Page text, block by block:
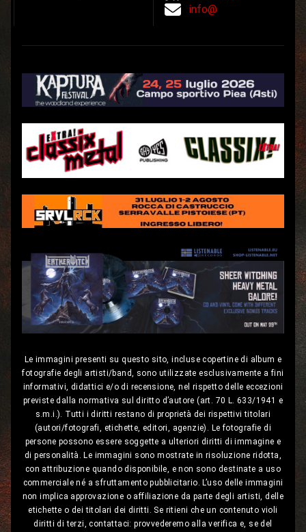
info@
Le immagini presenti su questo sito, incluse copertine di album e
fotografie degli artisti/band, sono utilizzate esclusivamente a fini
informativi, didattici e/o di recensione, nel rispetto delle eccezioni
previste dalla normativa sul diritto d’autore (art. 70 L. 633/1941 e
s.m.i.). Tutti i diritti restano di proprietà dei rispettivi titolari
(autori/fotografi, etichette, editori, agenzie). Le fotografie di
persone possono essere soggette a ulteriori diritti di immagine e
di personalità. Le immagini sono mostrate in risoluzione ridotta,
con attribuzione quando disponibile, e non sono destinate a uso
commerciale né a sfruttamento pubblicitario. L’uso delle immagini
non implica approvazione o affiliazione da parte degli artisti, delle
etichette o dei titolari dei diritti. Se ritieni che un contenuto violi
diritti di terzi, contattaci: provvederemo alla verifica e, se del